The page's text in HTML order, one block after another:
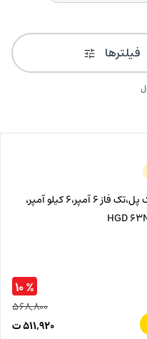
فیلترها
کلید مینیاتوری،تک پل،تک فاز 6 آمپر،6 کیلو آمپر،
۵۶۸,۸۰۰
۵۱۱,۹۲۰ت
% ۱۰